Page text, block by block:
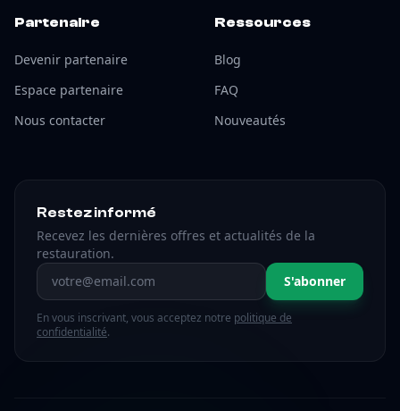
Partenaire
Devenir partenaire
Espace partenaire
Nous contacter
Ressources
Blog
FAQ
Nouveautés
Restez informé
Recevez les dernières offres et actualités de la
restauration.
Adresse email S'abonner
En vous inscrivant, vous acceptez notre politique de
confidentialité.